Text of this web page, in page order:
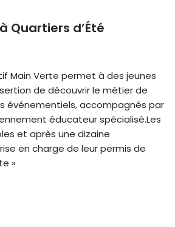
Quartiers d’Été
Main Verte permet à des jeunes
de découvrir le métier de
événementiels, accompagnés par
éducateur spécialisé.Les
et après une dizaine
en charge de leur permis de
»